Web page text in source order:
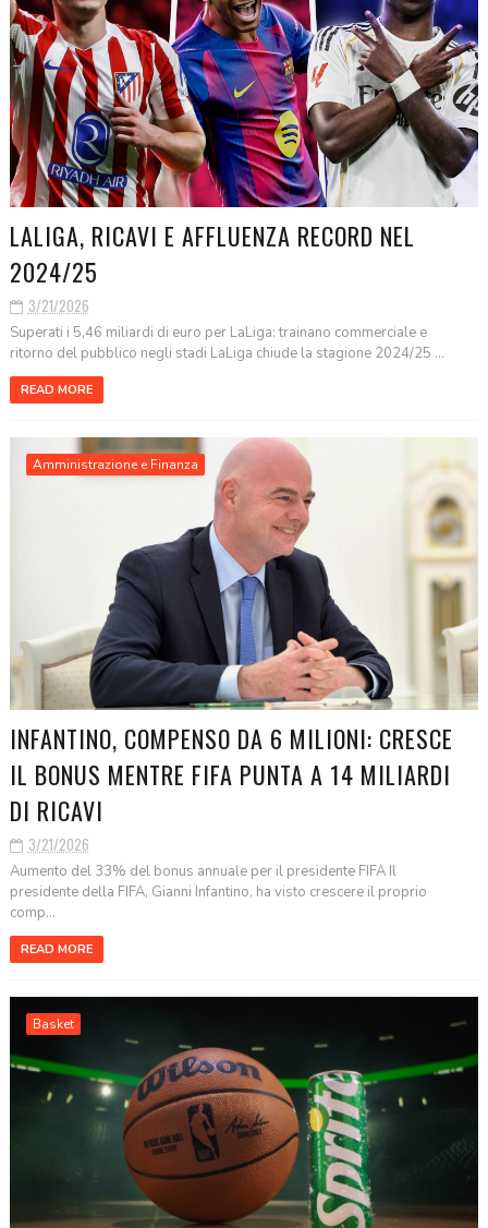
LALIGA, RICAVI E AFFLUENZA RECORD NEL
2024/25
3/21/2026
Superati i 5,46 miliardi di euro per LaLiga: trainano commerciale e
ritorno del pubblico negli stadi LaLiga chiude la stagione 2024/25 ...
READ MORE
Amministrazione e Finanza
INFANTINO, COMPENSO DA 6 MILIONI: CRESCE
IL BONUS MENTRE FIFA PUNTA A 14 MILIARDI
DI RICAVI
3/21/2026
Aumento del 33% del bonus annuale per il presidente FIFA Il
presidente della FIFA, Gianni Infantino, ha visto crescere il proprio
comp...
READ MORE
Basket